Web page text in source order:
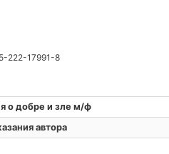
5-222-17991-8
о добре и зле м/ф
автора